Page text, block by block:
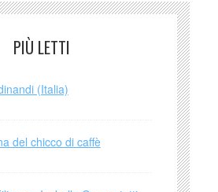
PIÙ LETTI
(Italia)
del chicco di caffè